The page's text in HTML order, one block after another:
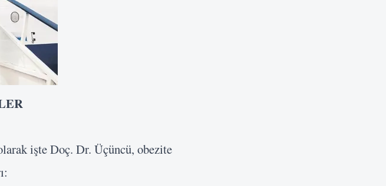
işte Doç. Dr. Üçüncü, obezite